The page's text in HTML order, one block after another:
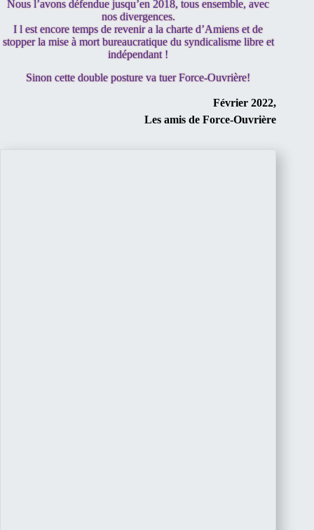
Nous l’avons défendue jusqu’en 2018, tous ensemble, avec
nos divergences.
I l est encore temps de revenir a la charte d’Amiens et de
stopper la mise à mort bureaucratique du syndicalisme libre et
indépendant !
Sinon cette double posture va tuer Force-Ouvrière!
Février 2022,
Les amis de Force-Ouvrière